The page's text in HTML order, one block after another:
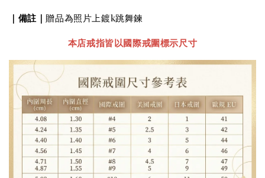
｜ 備註 ｜ 贈品為照片上鍍k跳舞鍊
本店戒指皆以國際戒圍標示尺寸